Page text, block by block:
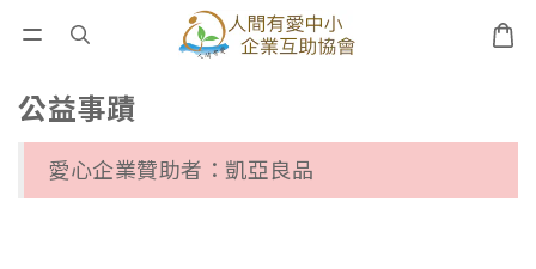
公益事蹟
愛心企業贊助者：凱亞良品